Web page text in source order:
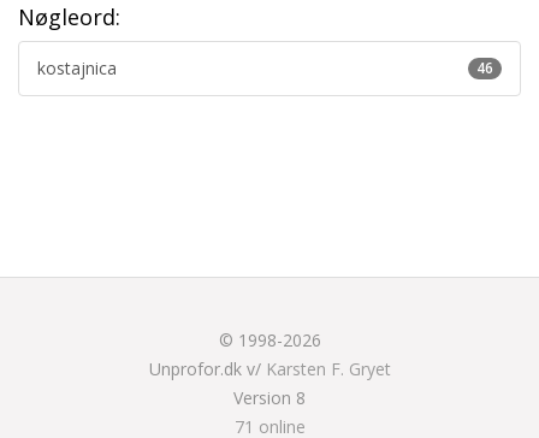
Nøgleord:
46
kostajnica
© 1998-2026
Unprofor.dk v/ Karsten F. Gryet
Version 8
71 online